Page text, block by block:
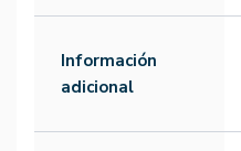
Información
adicional